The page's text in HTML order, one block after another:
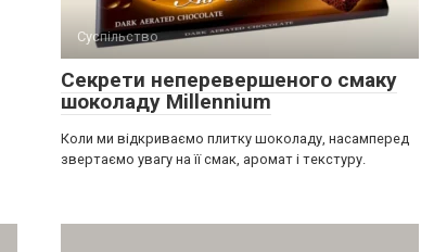
Суспільство
Секрети неперевершеного смаку
шоколаду Millennium
Коли ми відкриваємо плитку шоколаду, насамперед
звертаємо увагу на її смак, аромат і текстуру.